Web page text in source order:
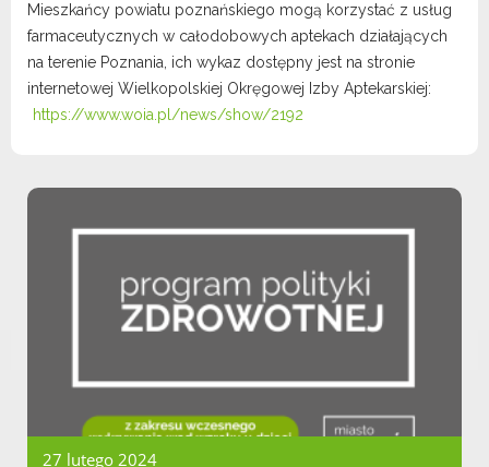
Mieszkańcy powiatu poznańskiego mogą korzystać z usług
farmaceutycznych w całodobowych aptekach działających
na terenie Poznania, ich wykaz dostępny jest na stronie
internetowej Wielkopolskiej Okręgowej Izby Aptekarskiej:
https://www.woia.pl/news/show/2192
27 lutego 2024